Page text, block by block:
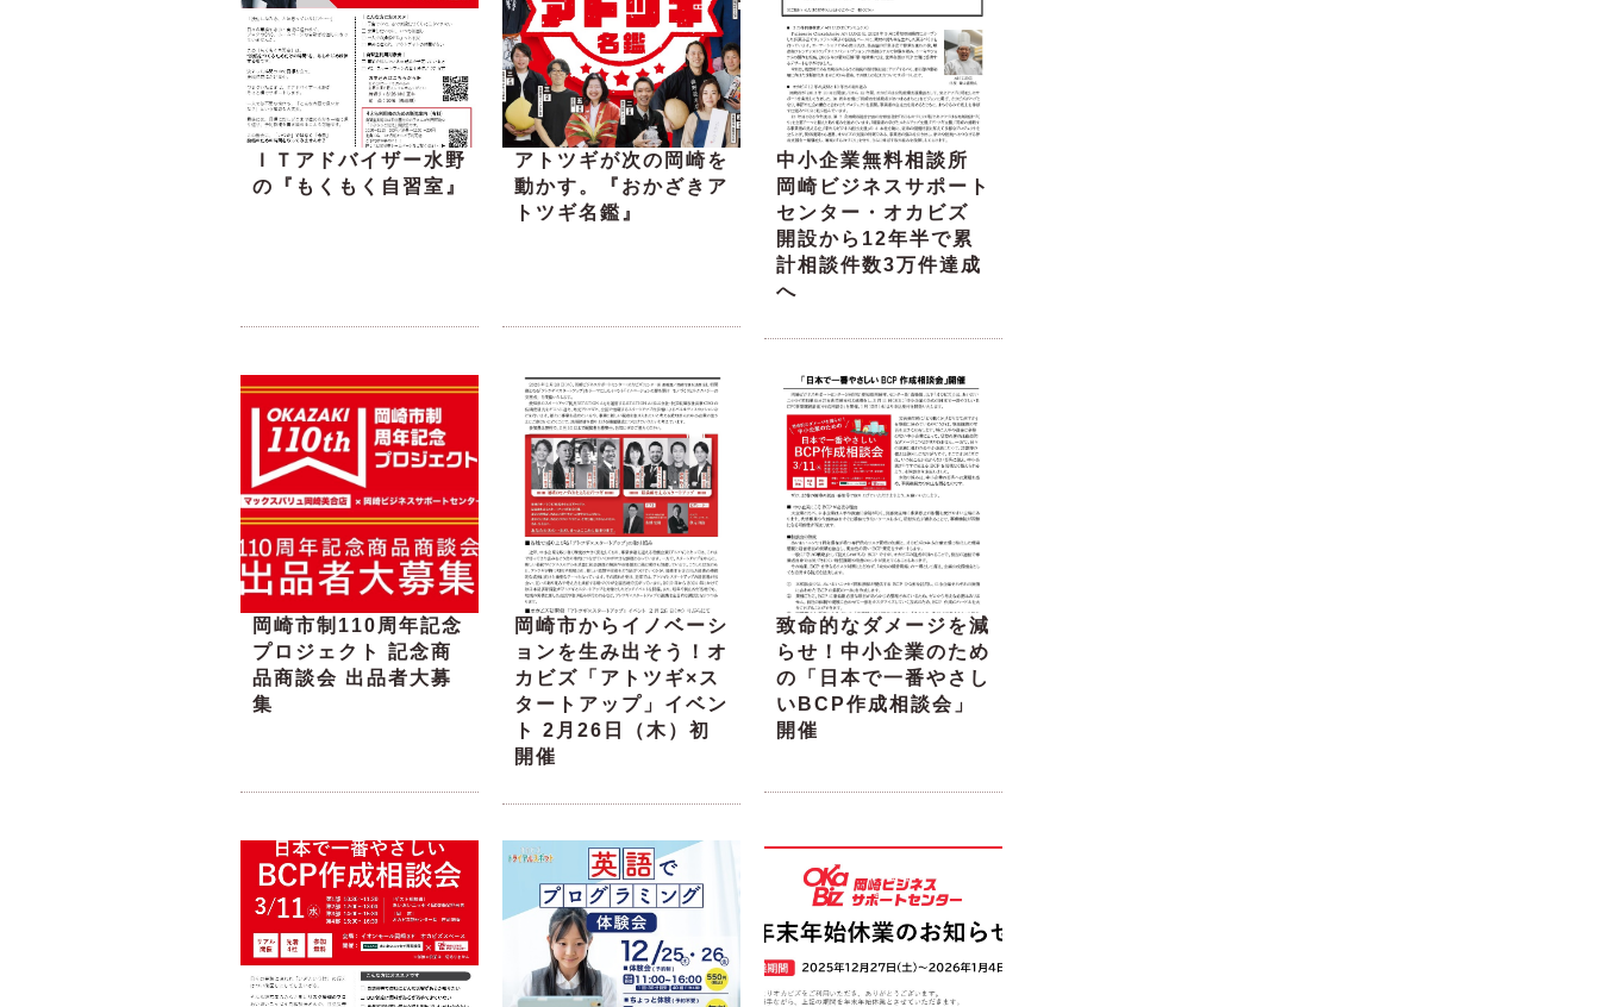
ＩＴアドバイザー水野
の『もくもく自習室』
アトツギが次の岡崎を
動かす。『おかざきア
トツギ名鑑』
中小企業無料相談所
岡崎ビジネスサポート
センター・オカビズ
開設から12年半で累
計相談件数3万件達成
へ
岡崎市制110周年記念
プロジェクト 記念商
品商談会 出品者大募
集
岡崎市からイノベーシ
ョンを生み出そう！オ
カビズ「アトツギ×ス
タートアップ」イベン
ト 2月26日（木）初
開催
致命的なダメージを減
らせ！中小企業のため
の「日本で一番やさし
いBCP作成相談会」
開催